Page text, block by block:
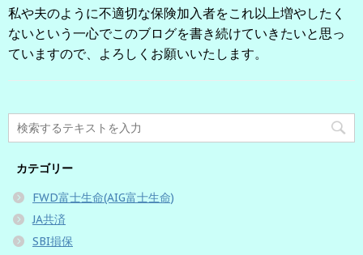
私や夫のように不適切な保険加入者をこれ以上増やしたく
ないという一心でこのブログを書き続けていきたいと思っ
ていますので、よろしくお願いいたします。
カテゴリー
FWD富士生命(AIG富士生命)
JA共済
SBI損保